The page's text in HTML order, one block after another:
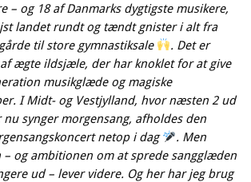
– og 18 af Danmarks dygtigste musikere,
landet rundt og tændt gnister i alt fra
til store gymnastiksale
. Det er
ægte ildsjæle, der har knoklet for at give
musikglæde og magiske
I Midt- og Vestjylland, hvor næsten 2 ud
nu synger morgensang, afholdes den
netop i dag
. Men
– og ambitionen om at sprede sangglæden
ud – lever videre. Og her har jeg brug